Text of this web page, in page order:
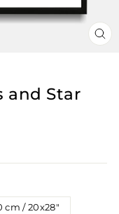
and Star
cm / 20x28″